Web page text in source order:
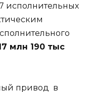
исполнительных
млн 190 тыс
привод в